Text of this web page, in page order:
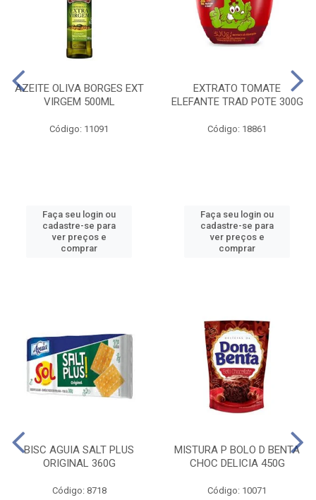
AZEITE OLIVA BORGES EXT
VIRGEM 500ML
Código: 11091
Faça seu login ou
cadastre-se para
ver preços e
comprar
EXTRATO TOMATE
ELEFANTE TRAD POTE 300G
Código: 18861
Faça seu login ou
cadastre-se para
ver preços e
comprar
BISC AGUIA SALT PLUS
ORIGINAL 360G
Código: 8718
MISTURA P BOLO D BENTA
CHOC DELICIA 450G
Código: 10071